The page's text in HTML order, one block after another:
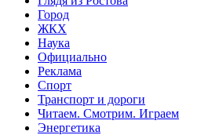
Город
ЖКХ
Наука
Официально
Реклама
Спорт
Транспорт и дороги
Читаем. Смотрим. Играем
Энергетика